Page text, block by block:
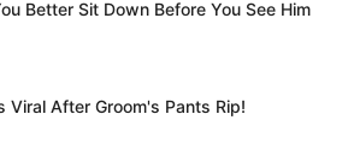
Better Sit Down Before You See Him
Viral After Groom's Pants Rip!